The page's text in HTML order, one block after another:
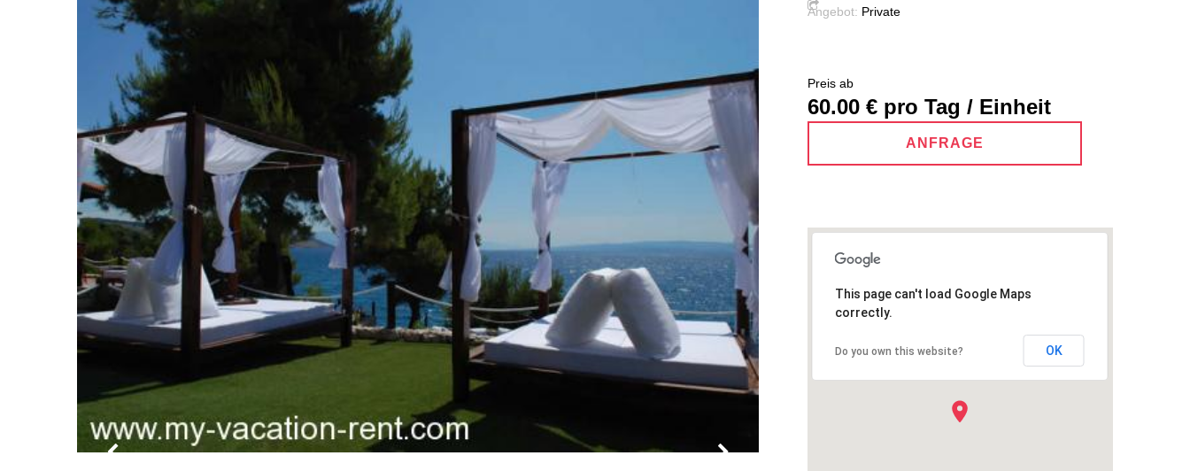
Angebot: Private
This page can't load Google Maps
correctly.
Do you own this website? OK
Preis ab
60.00 € pro Tag / Einheit
ANFRAGE